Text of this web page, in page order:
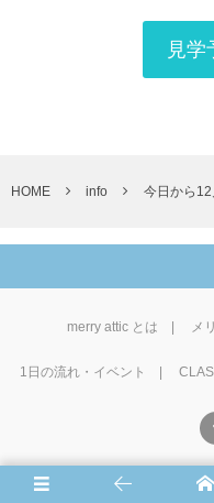
見学
HOME info 今日から12
merry attic とは メ
1⽇の流れ・イベント
2016 -